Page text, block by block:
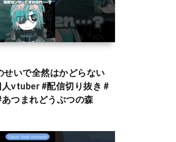
せいで全然はかどらない
人vtuber #配信切り抜き #
つまれどうぶつの森